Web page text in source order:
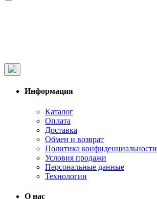
Информация
Каталог
Оплата
Доставка
Обмен и возврат
Политика конфиденциальности
Условия продажи
Персональные данные
Технологии
О нас